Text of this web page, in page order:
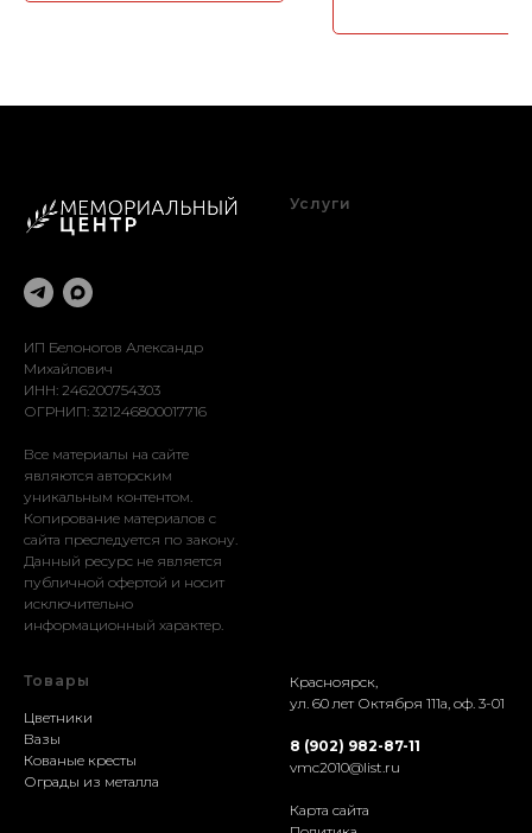
ИП Белоногов Александр
Михайлович
ИНН: 246200754303
ОГРНИП: 321246800017716
Все материалы на сайте
являются авторским
уникальным контентом.
Копирование материалов с
сайта преследуется по закону.
Данный ресурс не является
публичной офертой и носит
исключительно
информационный характер.
Услуги
Товары
Цветники
Вазы
Кованые кресты
Ограды из металла
Красноярск,
ул. 60 лет Октября 111а, оф. 3-01
8 (902) 982-87-11
vmc2010@list.ru
Карта сайта